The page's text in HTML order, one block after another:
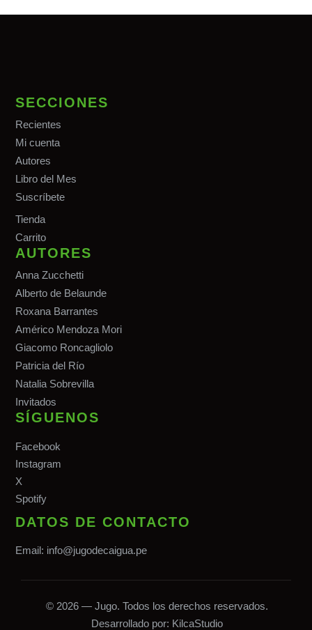
SECCIONES
Recientes
Mi cuenta
Autores
Libro del Mes
Suscríbete
Tienda
Carrito
AUTORES
Anna Zucchetti
Alberto de Belaunde
Roxana Barrantes
Américo Mendoza Mori
Giacomo Roncagliolo
Patricia del Río
Natalia Sobrevilla
Invitados
SÍGUENOS
Facebook
Instagram
X
Spotify
DATOS DE CONTACTO
Email: info@jugodecaigua.pe
© 2026 — Jugo. Todos los derechos reservados.
Desarrollado por: KilcaStudio